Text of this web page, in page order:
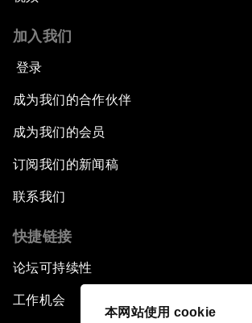
本网站使用 cookie
加入我们
登录
成为我们的合作伙伴
成为我们的会员
订阅我们的新闻稿
联系我们
快捷链接
论坛可持续性
工作机会